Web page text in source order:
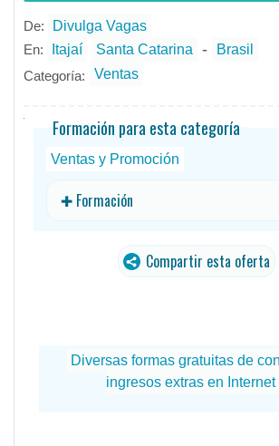
De: Divulga Vagas
En: Itajaí Santa Catarina -
Brasil
Categoría:
Ventas
Formación para esta categoría
Ventas y Promoción
✚ Formación
Compartir esta oferta